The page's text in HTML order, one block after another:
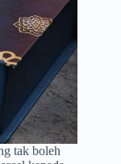
tak boleh